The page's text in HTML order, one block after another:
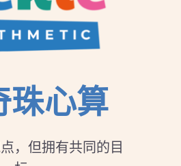
珠心算
，但拥有共同的目